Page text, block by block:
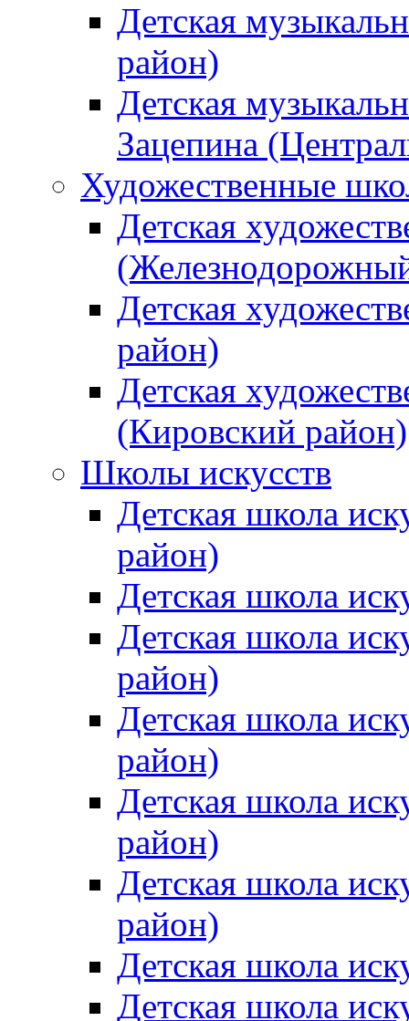
Детская
район)
Детская
Зацепина
Художественные
Детская
Детская
район)
Детская
(Кировский район)
Школы искусств
Детская школа
район)
Детская школа
Детская школа
район)
Детская школа
район)
Детская школа
район)
Детская школа
район)
Детская школа
Детская школа